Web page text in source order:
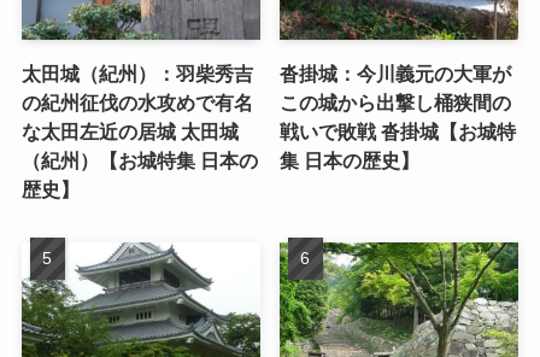
太田城（紀州）：羽柴秀吉
の紀州征伐の水攻めで有名
な太田左近の居城 太田城
（紀州）【お城特集 日本の
歴史】
沓掛城：今川義元の大軍が
この城から出撃し桶狭間の
戦いで敗戦 沓掛城【お城特
集 日本の歴史】